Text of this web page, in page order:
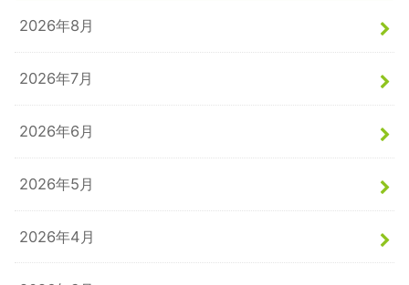
2026年8月
2026年7月
2026年6月
2026年5月
2026年4月